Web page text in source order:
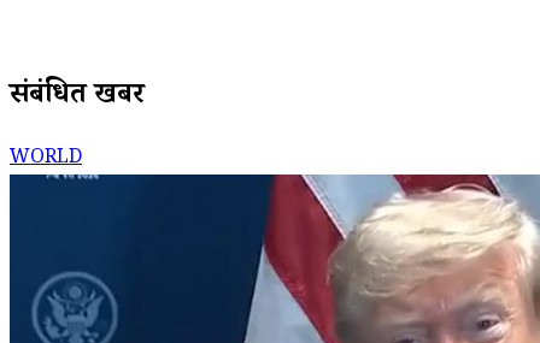
संबंधित खबरें
WORLD